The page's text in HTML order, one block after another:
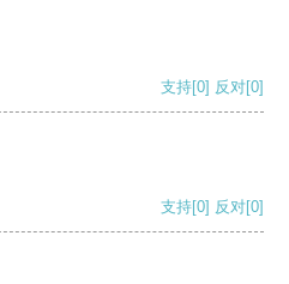
支持[0] 反对[0]
支持[0] 反对[0]